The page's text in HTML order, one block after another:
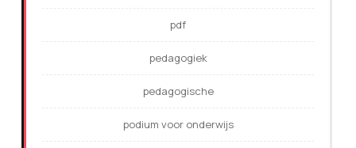
pdf
pedagogiek
pedagogische
podium voor onderwijs